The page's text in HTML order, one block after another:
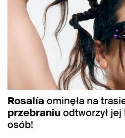
Rosalíaominęła na
przebraniuodtworzył
osób!